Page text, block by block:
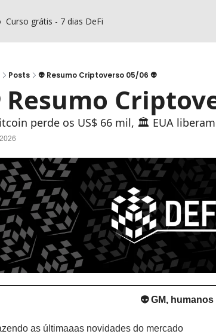
Curso grátis - 7 dias DeFi
Posts 👽 Resumo Criptoverso 05/06 👽
Resumo
perde os US$ 66 mil, 🏛️ EUA
👽 GM,
as últimaaas novidades do mercado